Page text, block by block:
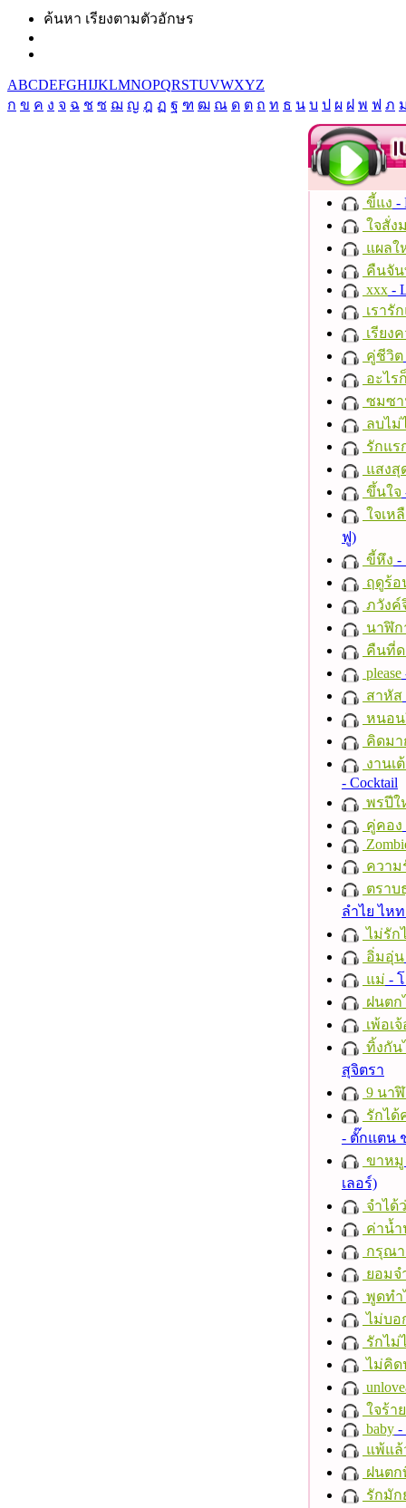
ค้นหา เรียงตามตัวอักษร
ABCDEFGHIJKLMNOPQRSTUVWXYZ
ก ข ค ง จ ฉ ช ซ ฌ ญ ฎ ฏ ฐ ฑ ฒ ณ ด ต ถ ท ธ น บ ป ผ ฝ พ ฟ ภ
ขี้แง -
ใจสั่ง
แผลใ
คืนจั
xxx -
เรารั
เรียง
คู่ชีวิต
อะไร
ซมซ
ลบไม่
รักแร
แสงสุ
ขึ้นใจ
ใจเห
ฟู)
ขี้หึง -
ฤดูร้อ
ภวังค์
นาฬิก
คืนที่ด
please
สาหัส
หนอน
คิดมา
งานเ
- Cocktail
พรปีใ
คู่คอง
ความ
ตราบ
ลำไย ไห
ไม่รัก
อิ่มอุ่น
แม่ -
ฝนตก
เพ้อเ
ทิ้งกัน
สุจิตรา
9 นา
รักได้
- ตั๊กแตน
ขาหมู
เลอร์)
จำได้
ค่าน้
กรุณา
ยอม
พูดทำ
ไม่บอ
รักไม่
ไม่คิด
ใจร้าย
baby -
แพ้แล้
ฝนตก
รักมัก